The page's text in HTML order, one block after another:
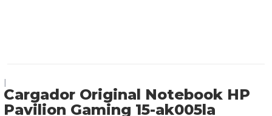
Cargador Original Notebook HP
Pavilion Gaming 15-ak005la